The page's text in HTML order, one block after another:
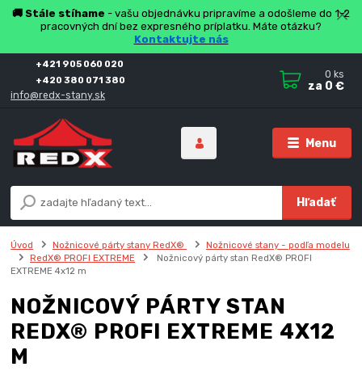
🚚 Stále stíhame - vašu objednávku pripravíme a odošleme do 1-2
pracovných dní bez expresného príplatku. Máte otázku?
Kontaktujte nás
Menu
Hľadať
+421 905 060 020
+420 380 071 380
info@redx-stany.sk
0 ks
za 0 €
Úvod Nožnicové párty stany RedX®
Nožnicové stany - podľa modelu
RedX® PROFI EXTREME
Nožnicový párty stan RedX® PROFI
EXTREME 4x12 m
NOŽNICOVÝ PÁRTY STAN
REDX® PROFI EXTREME 4X12
M